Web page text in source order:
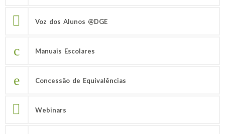
Voz dos Alunos @DGE
Manuais Escolares
Concessão de Equivalências
Webinars